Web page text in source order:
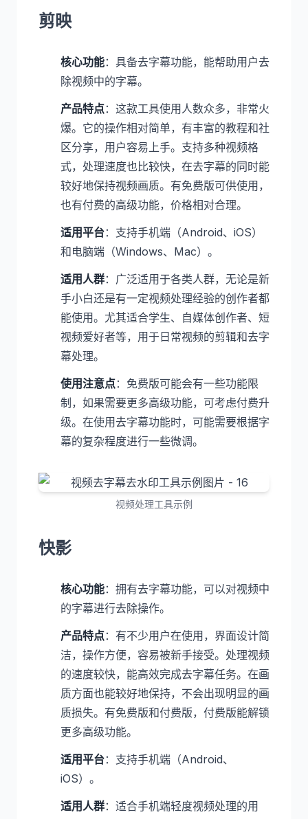
剪映
核心功能：具备去字幕功能，能帮助用户去
除视频中的字幕。
产品特点：这款工具使用人数众多，非常火
爆。它的操作相对简单，有丰富的教程和社
区分享，用户容易上手。支持多种视频格
式，处理速度也比较快，在去字幕的同时能
较好地保持视频画质。有免费版可供使用，
也有付费的高级功能，价格相对合理。
适用平台：支持手机端（Android、iOS）
和电脑端（Windows、Mac）。
适用人群：广泛适用于各类人群，无论是新
手小白还是有一定视频处理经验的创作者都
能使用。尤其适合学生、自媒体创作者、短
视频爱好者等，用于日常视频的剪辑和去字
幕处理。
使用注意点：免费版可能会有一些功能限
制，如果需要更多高级功能，可考虑付费升
级。在使用去字幕功能时，可能需要根据字
幕的复杂程度进行一些微调。
视频处理工具示例
快影
核心功能：拥有去字幕功能，可以对视频中
的字幕进行去除操作。
产品特点：有不少用户在使用，界面设计简
洁，操作方便，容易被新手接受。处理视频
的速度较快，能高效完成去字幕任务。在画
质方面也能较好地保持，不会出现明显的画
质损失。有免费版和付费版，付费版能解锁
更多高级功能。
适用平台：支持手机端（Android、
iOS）。
适用人群：适合手机端轻度视频处理的用